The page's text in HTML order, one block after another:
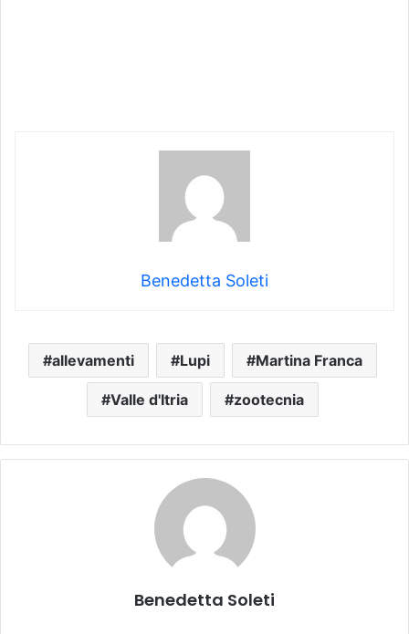
Benedetta Soleti
allevamenti Lupi Martina Franca
Valle d'Itria zootecnia
Benedetta Soleti